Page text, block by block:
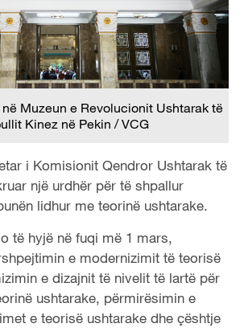
Muzeun e Revolucionit Ushtarak të
Kinez në Pekin / VCG
i Komisionit Qendror Ushtarak të
një urdhër për të shpallur
lidhur me teorinë ushtarake.
të hyjë në fuqi më 1 mars,
e modernizimit të teorisë
e dizajnit të nivelit të lartë për
ushtarake, përmirësimin e
e teorisë ushtarake dhe çështje